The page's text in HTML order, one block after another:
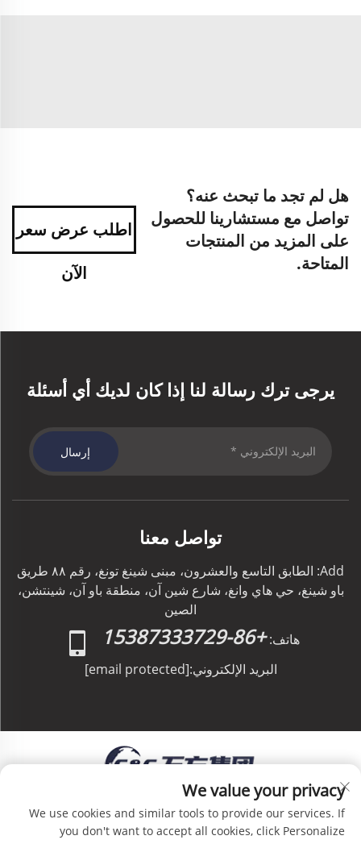
هل لم تجد ما تبحث عنه؟
تواصل مع مستشارينا للحصول
على المزيد من المنتجات
المتاحة.
اطلب عرض سعر
الآن
يرجى ترك رسالة لنا إذا كان لديك أي أسئلة
إرسال
تواصل معنا
Add: الطابق التاسع والعشرون، مبنى شينغ تونغ، رقم ٨٨ طريق
باو شينغ، حي هاي وانغ، شارع شين آن، منطقة باو آن، شينتشن،
الصين
هاتف: +86-15387333729
البريد الإلكتروني:[email protected]
حقوق الطبع والنشر © C&C GLOBAL Logistics Co.,
Limited جميع الحقوق محفوظة -
سياسة الخصوصية
We value your privacy
We use cookies and similar tools to provide our services. If
you don't want to accept all cookies, click Personalize